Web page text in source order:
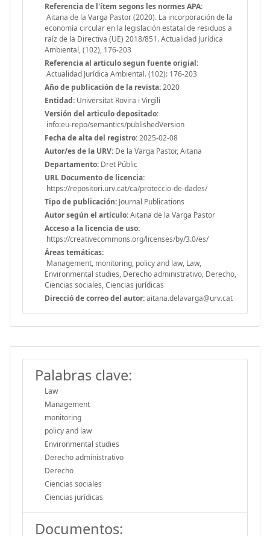
Referencia de l'ítem segons les normes APA:
Aitana de la Varga Pastor (2020). La incorporación de la
economía circular en la legislación estatal de residuos a
raíz de la Directiva (UE) 2018/851. Actualidad Jurídica
Ambiental, (102), 176-203
Referencia al articulo segun fuente origial:
Actualidad Jurídica Ambiental. (102): 176-203
Año de publicación de la revista:2020
Entidad: Universitat Rovira i Virgili
Versión del articulo depositado:
info:eu-repo/semantics/publishedVersion
Fecha de alta del registro:2025-02-08
Autor/es de la URV: De la Varga Pastor, Aitana
Departamento: Dret Públic
URL Documento de licencia:
https://repositori.urv.cat/ca/proteccio-de-dades/
Tipo de publicación: Journal Publications
Autor según el artículo:Aitana de la Varga Pastor
Acceso a la licencia de uso:
https://creativecommons.org/licenses/by/3.0/es/
Áreas temáticas:
Management, monitoring, policy and law, Law,
Environmental studies, Derecho administrativo, Derecho,
Ciencias sociales, Ciencias jurídicas
Direcció de correo del autor:aitana.delavarga@urv.cat
Palabras clave:
Law
Management
monitoring
policy and law
Environmental studies
Derecho administrativo
Derecho
Ciencias sociales
Ciencias jurídicas
Documentos: